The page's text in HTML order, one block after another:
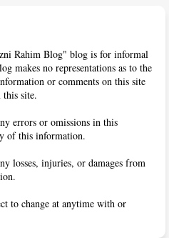
Rahim Blog" blog is for informal
makes no representations as to the
or comments on this site
site.
errors or omissions in this
of this information.
losses, injuries, or damages from
to change at anytime with or